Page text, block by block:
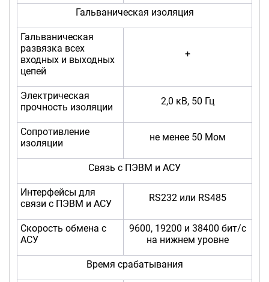
Гальваническая изоляция
Гальваническая
развязка всех
входных и выходных
цепей
+
Электрическая
прочность изоляции
2,0 кВ, 50 Гц
Сопротивление
изоляции
не менее 50 Мом
Связь с ПЭВМ и АСУ
Интерфейсы для
связи с ПЭВМ и АСУ
RS232 или RS485
Скорость обмена с
АСУ
9600, 19200 и 38400 бит/с
на нижнем уровне
Время срабатывания